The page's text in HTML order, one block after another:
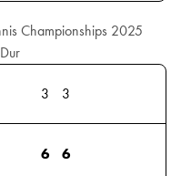
Championships 2025
3 3
6 6